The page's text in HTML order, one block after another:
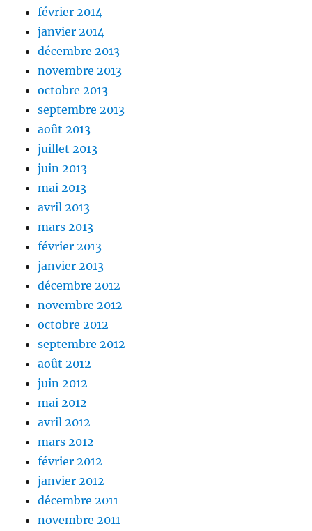
février 2014
janvier 2014
décembre 2013
novembre 2013
octobre 2013
septembre 2013
août 2013
juillet 2013
juin 2013
mai 2013
avril 2013
mars 2013
février 2013
janvier 2013
décembre 2012
novembre 2012
octobre 2012
septembre 2012
août 2012
juin 2012
mai 2012
avril 2012
mars 2012
février 2012
janvier 2012
décembre 2011
novembre 2011